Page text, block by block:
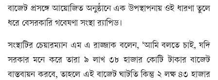
বাজেট প্রসঙ্গে আয়োজিত অনুষ্ঠানে এক উপস্থাপনায় ওই ধারণা তুলে
ধরে বেসরকারি গবেষণা সংস্থা র‍্যাপিড।
সংস্থাটির চেয়ারম্যান এম এ রাজ্জাক বলেন, ‘আমি বলতে চাই, যদি
সরকার মনে করে তারা ৯ লাখ ৩৮ হাজার কোটি টাকার বাজেট
বাস্তবায়ন করবে, তাহলে এই বাজেট ঘাটতি কিন্তু ২ লক্ষ ৪৩ হাজার